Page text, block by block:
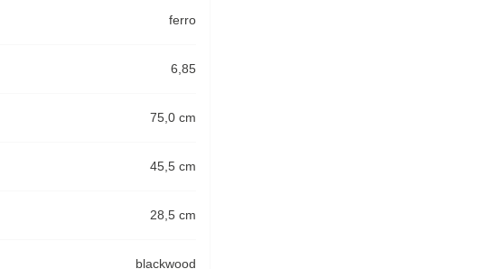
ferro
6,85
75,0 cm
45,5 cm
28,5 cm
blackwood